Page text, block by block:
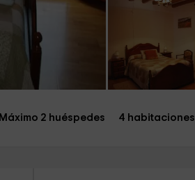
Máximo 2 huéspedes 4 habitaciones